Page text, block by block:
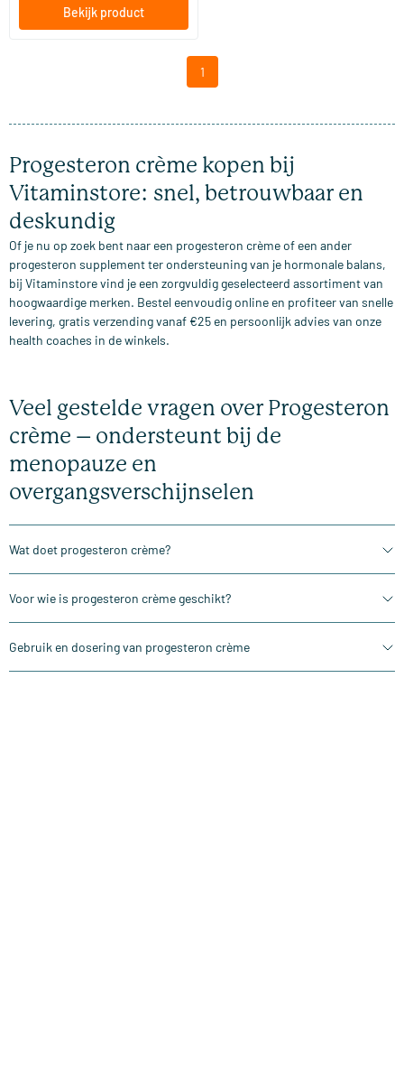
Bekijk product
1
Progesteron crème kopen bij
Vitaminstore: snel, betrouwbaar en
deskundig
Of je nu op zoek bent naar een progesteron crème of een ander
progesteron supplement ter ondersteuning van je hormonale balans,
bij Vitaminstore vind je een zorgvuldig geselecteerd assortiment van
hoogwaardige merken. Bestel eenvoudig online en profiteer van snelle
levering, gratis verzending vanaf €25 en persoonlijk advies van onze
health coaches in de winkels.
Veel gestelde vragen over Progesteron
crème – ondersteunt bij de
menopauze en
overgangsverschijnselen
Wat doet progesteron crème?
Voor wie is progesteron crème geschikt?
Gebruik en dosering van progesteron crème